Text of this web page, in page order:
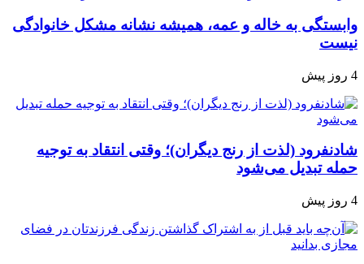
وابستگی به خاله و عمه، همیشه نشانه مشکل خانوادگی
نیست
4 روز پیش
شادنفرود (لذت از رنج دیگران)؛ وقتی انتقاد به توجیه
حمله تبدیل می‌شود
4 روز پیش